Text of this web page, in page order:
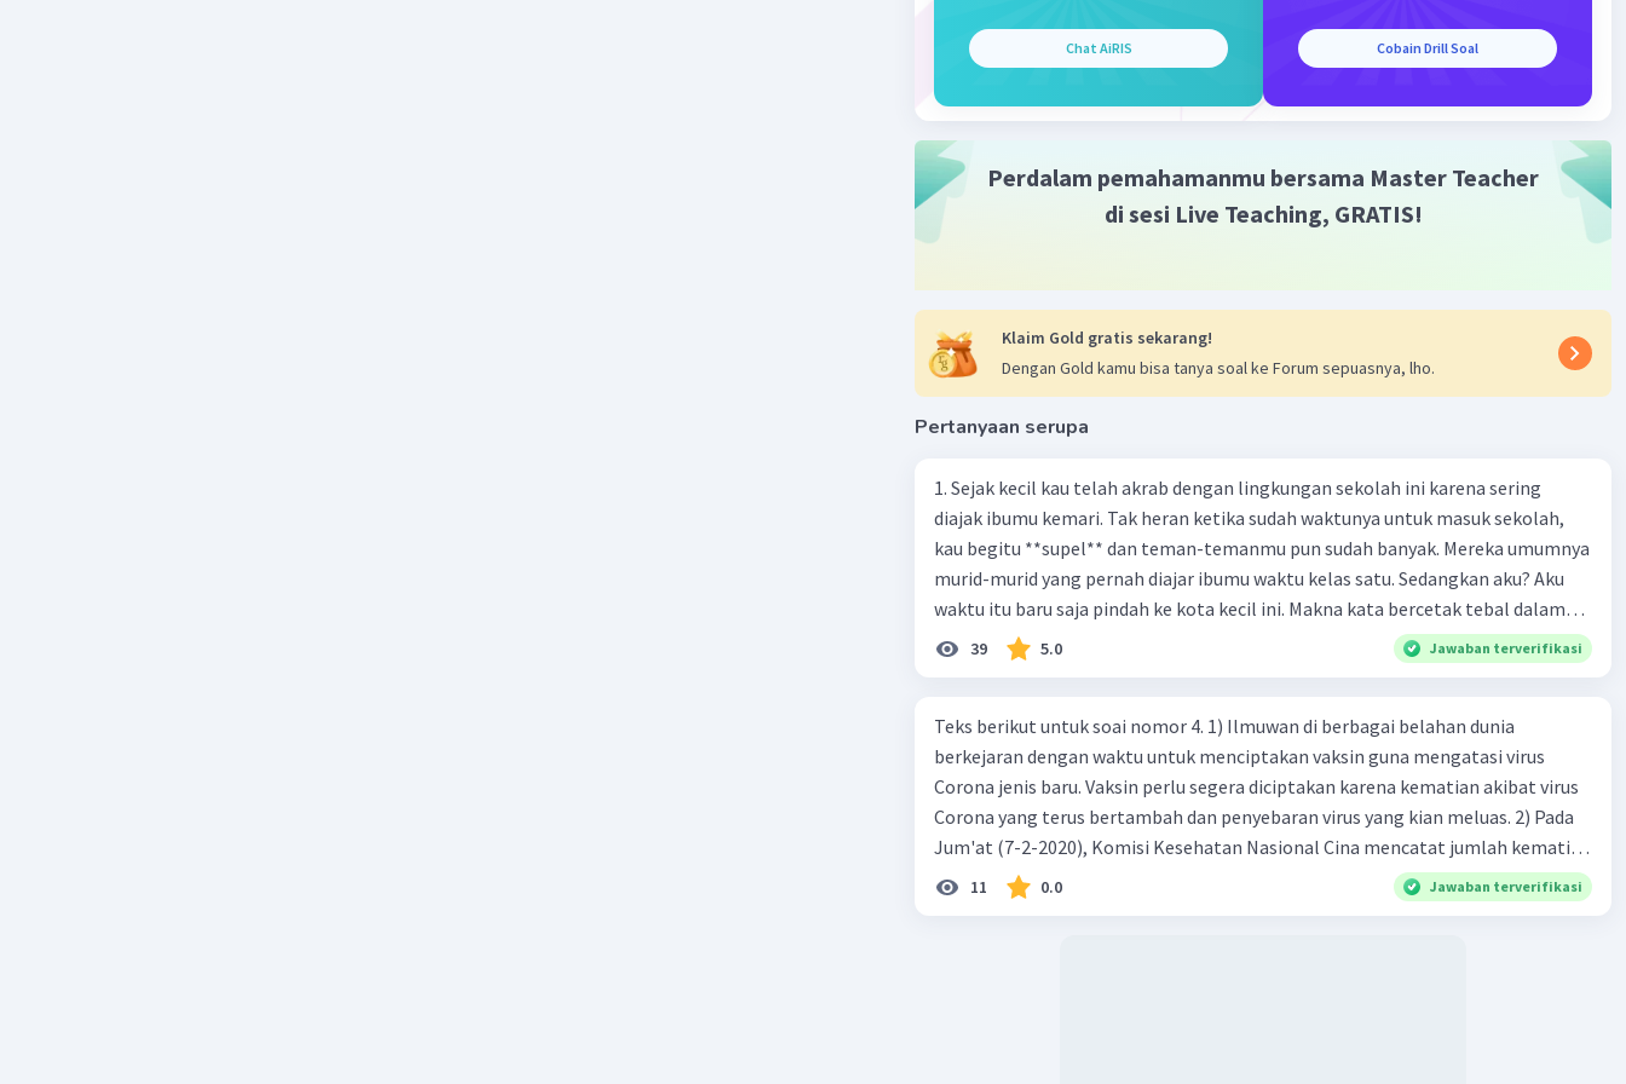
pengarang, yaitu "Ia mampu melihat suatu permasalahan dari sudut
pandang yang berbeda dan mendalam." Hal tersebut terlihat pada
menjadi bahan cerita yang justru membuat orang terharu bahkan
Dengan demikian, jawaban yang tepat adalah B.
Chat AiRIS Cobain Drill Soal
Perdalam pemahamanmu bersama Master Teacher
di sesi Live Teaching, GRATIS!
Klaim Gold gratis sekarang!
Dengan Gold kamu bisa tanya soal ke Forum sepuasnya, lho.
Pertanyaan serupa
1. Sejak kecil kau telah akrab dengan lingkungan sekolah ini karena sering
diajak ibumu kemari. Tak heran ketika sudah waktunya untuk masuk sekolah,
kau begitu **supel** dan teman-temanmu pun sudah banyak. Mereka umumnya
murid-murid yang pernah diajar ibumu waktu kelas satu. Sedangkan aku? Aku
waktu itu baru saja pindah ke kota kecil ini. Makna kata bercetak tebal dalam
kutipan cerpen tersebut adalah .... A. ramah C. santun B. sopan D. baik
39 5.0 Jawaban terverifikasi
Teks berikut untuk soai nomor 4. 1) Ilmuwan di berbagai belahan dunia
berkejaran dengan waktu untuk menciptakan vaksin guna mengatasi virus
Corona jenis baru. Vaksin perlu segera diciptakan karena kematian akibat virus
Corona yang terus bertambah dan penyebaran virus yang kian meluas. 2) Pada
Jum'at (7-2-2020), Komisi Kesehatan Nasional Cina mencatat jumlah kematian
akibat virus Corona baru telah mencapai 636 kasus, sedangkan jumlah warga
yang terinfeksi menjadi 31.161 kasus. Kasus terbanyak terjadi di Hubei, Cina,
11 0.0 Jawaban terverifikasi